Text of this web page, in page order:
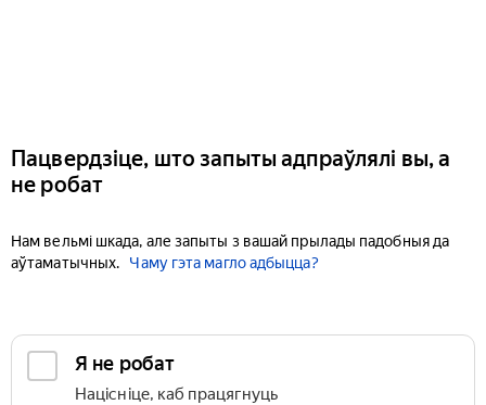
Пацвердзіце, што запыты адпраўлялі вы, а
не робат
Нам вельмі шкада, але запыты з вашай прылады падобныя да
аўтаматычных.
Чаму гэта магло адбыцца?
Я не робат
Націсніце, каб працягнуць